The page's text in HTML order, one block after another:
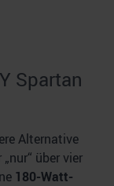
Spartan
Alternative
über vier
180-Watt-